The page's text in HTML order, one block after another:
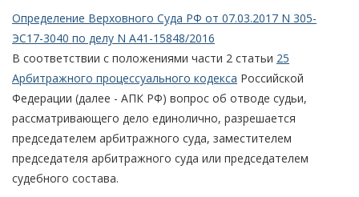
Определение Верховного Суда РФ от 07.03.2017 N 305-
ЭС17-3040 по делу N А41-15848/2016
В соответствии с положениями части 2 статьи 25
Арбитражного процессуального кодекса Российской
Федерации (далее - АПК РФ) вопрос об отводе судьи,
рассматривающего дело единолично, разрешается
председателем арбитражного суда, заместителем
председателя арбитражного суда или председателем
судебного состава.